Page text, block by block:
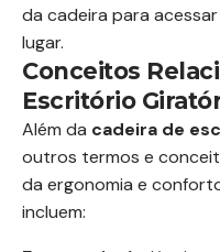
da cadeira para
lugar.
Conceitos
Escritório
Além da cadeira de
outros termos e
da ergonomia e
incluem: